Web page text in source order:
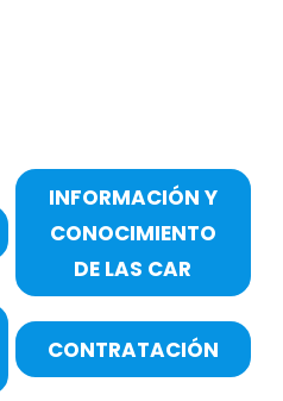
INFORMACIÓN Y
CONOCIMIENTO
DE LAS CAR
CONTRATACIÓN